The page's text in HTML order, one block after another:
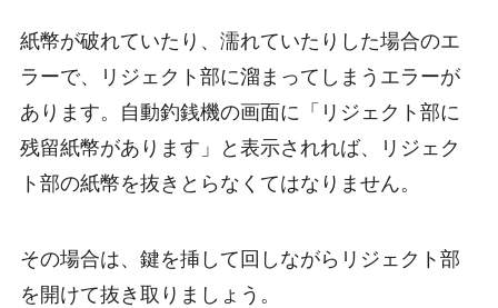
紙幣が破れていたり、濡れていたりした場合のエ
ラーで、リジェクト部に溜まってしまうエラーが
あります。自動釣銭機の画面に「リジェクト部に
残留紙幣があります」と表示されれば、リジェク
ト部の紙幣を抜きとらなくてはなりません。
その場合は、鍵を挿して回しながらリジェクト部
を開けて抜き取りましょう。